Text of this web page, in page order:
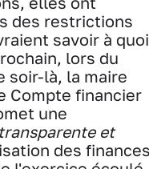
des restrictions
savoir à quoi
lors du
soir-là, la maire
Compte financier
une
et
des